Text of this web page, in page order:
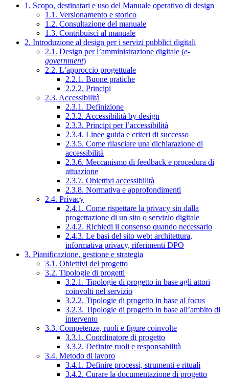
1. Scopo, destinatari e uso del Manuale operativo di design
1.1. Versionamento e storico
1.2. Consultazione del manuale
1.3. Contribuisci al manuale
2. Introduzione al design per i servizi pubblici digitali
2.1. Design per l’amministrazione digitale (e-
government)
2.2. L’approccio progettuale
2.2.1. Buone pratiche
2.2.2. Principi
2.3. Accessibilità
2.3.1. Definizione
2.3.2. Accessibilità by design
2.3.3. Principi per l’accessibilità
2.3.4. Linee guida e criteri di successo
2.3.5. Come rilasciare una dichiarazione di
accessibilità
2.3.6. Meccanismo di feedback e procedura di
attuazione
2.3.7. Obiettivi accessibilità
2.3.8. Normativa e approfondimenti
2.4. Privacy
2.4.1. Come rispettare la privacy sin dalla
progettazione di un sito o servizio digitale
2.4.2. Richiedi il consenso quando necessario
2.4.3. Le basi del sito web: architettura,
informativa privacy, riferimenti DPO
3. Pianificazione, gestione e strategia
3.1. Obiettivi del progetto
3.2. Tipologie di progetti
3.2.1. Tipologie di progetto in base agli attori
coinvolti nel servizio
3.2.2. Tipologie di progetto in base al focus
3.2.3. Tipologie di progetto in base all’ambito di
intervento
3.3. Competenze, ruoli e figure coinvolte
3.3.1. Coordinatore di progetto
3.3.2. Definire ruoli e responsabilità
3.4. Metodo di lavoro
3.4.1. Definire processi, strumenti e rituali
3.4.2. Curare la documentazione di progetto